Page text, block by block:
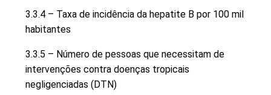
3.3.4 – Taxa de incidência da hepatite B por 100 mil
habitantes
3.3.5 – Número de pessoas que necessitam de
intervenções contra doenças tropicais
negligenciadas (DTN)